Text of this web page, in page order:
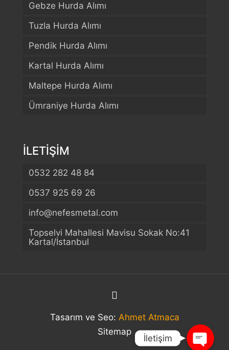
Gebze Hurda Alımı
Tuzla Hurda Alımı
Pendik Hurda Alımı
Kartal Hurda Alımı
Maltepe Hurda Alımı
Ümraniye Hurda Alımı
İLETİŞİM
0532 282 48 84
0537 925 69 26
info@nefesmetal.com
Topselvi Mahallesi Mavisu Sokak No:41
Kartal/İstanbul
Tasarım ve Seo: Ahmet Atmaca
Sitemap
Telefon
İletişim